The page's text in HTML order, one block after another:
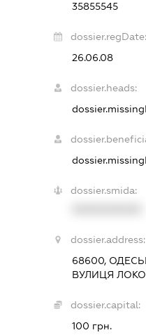
35855545
dossier.regDate:
26.06.08
dossier.heads:
dossier.smida:
dossier.address:
68600,
ВУЛИЦЯ
dossier.capital:
100 грн.